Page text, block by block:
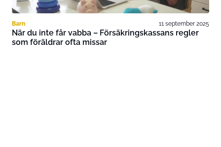
Barn 11 september 2025
När du inte får vabba – Försäkringskassans regler
som föräldrar ofta missar